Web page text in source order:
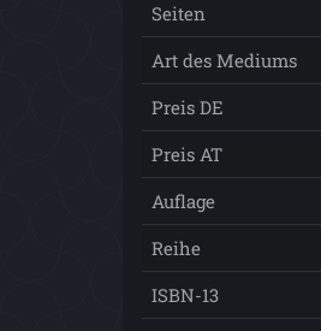
Seiten
Art des Mediums
Preis DE
Preis AT
Auflage
Reihe
ISBN-13